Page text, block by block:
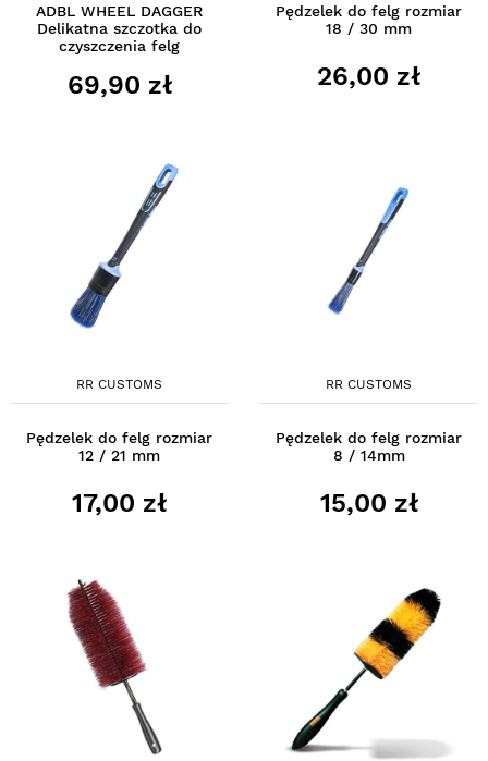
ADBL WHEEL DAGGER
Delikatna szczotka do
czyszczenia felg
69,90 zł
Pędzelek do felg rozmiar
18 / 30 mm
26,00 zł
RR CUSTOMS
Pędzelek do felg rozmiar
12 / 21 mm
17,00 zł
RR CUSTOMS
Pędzelek do felg rozmiar
8 / 14mm
15,00 zł